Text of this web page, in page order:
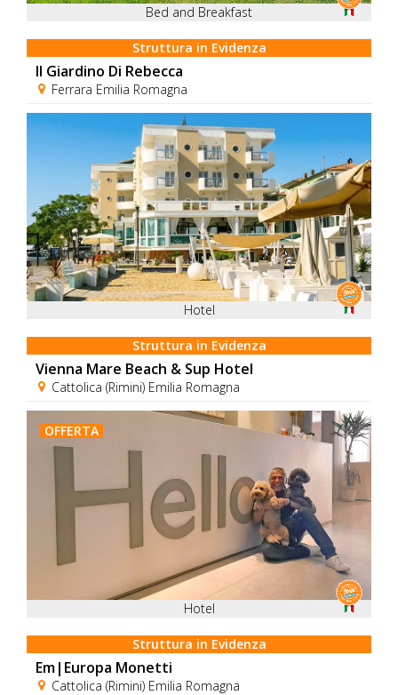
Bed and Breakfast
Struttura in Evidenza
Il Giardino Di Rebecca
Ferrara Emilia Romagna
Hotel
Struttura in Evidenza
Vienna Mare Beach & Sup Hotel
Cattolica (Rimini) Emilia Romagna
OFFERTA
Hotel
Struttura in Evidenza
Em|Europa Monetti
Cattolica (Rimini) Emilia Romagna